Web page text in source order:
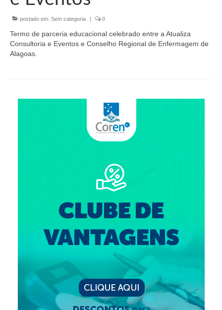
Conselheiros e Diretoria
Câmaras Técnicas
Transparência e Prestação de Contas
Eleições Triênio 2027-2029
Eleições Anteriores
Agenda do presidente
Eleições
Fiscalização
Responsabilidade Técnica
Legislações
postado em: Sem categoria | 0
Termo de parceria educacional celebrado entre a Atualiza
Consultoria e Eventos e Conselho Regional de Enfermagem de
Alagoas.